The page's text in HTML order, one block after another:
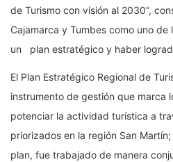
de Turismo con visión al 2030”,
Cajamarca y Tumbes como uno
un plan estratégico y haber
El Plan Estratégico Regional de
instrumento de gestión que marca
potenciar la actividad turística a
priorizados en la región San
plan, fue trabajado de manera